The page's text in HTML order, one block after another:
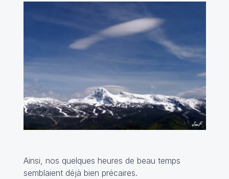
Ainsi, nos quelques heures de beau temps
semblaient déjà bien précaires.